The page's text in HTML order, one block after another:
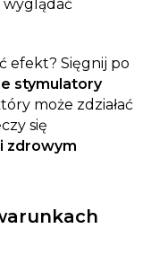
wyglądać
efekt? Sięgnij po
stymulatory
może zdziałać
się
zdrowym